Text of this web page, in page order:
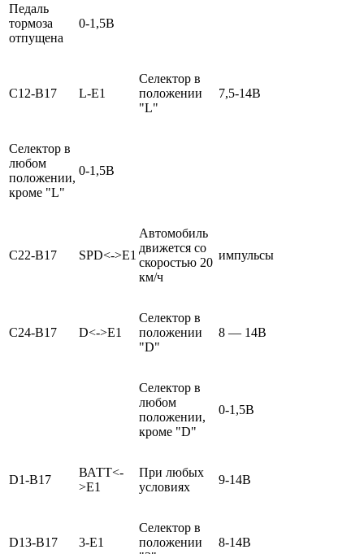
Педаль
тормоза
отпущена
0-1,5В
С12-В17 L-E1
Селектор в
положении
"L"
7,5-14В
Селектор в
любом
положении,
кроме "L"
0-1,5В
С22-В17 SPD<->E1
Автомобиль
движется со
скоростью 20
км/ч
импульсы
С24-В17 D<->E1
Селектор в
положении
"D"
8 — 14В
Селектор в
любом
положении,
кроме "D"
0-1,5В
D1-B17
ВАТТ<-
>E1
При любых
условиях
9-14В
D13-B17 3-E1
Селектор в
положении
8-14В